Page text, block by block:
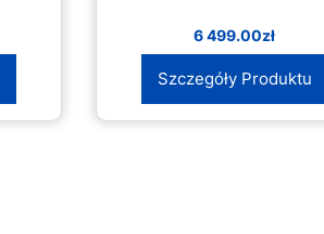
6 499.00zł
Szczegóły Produktu